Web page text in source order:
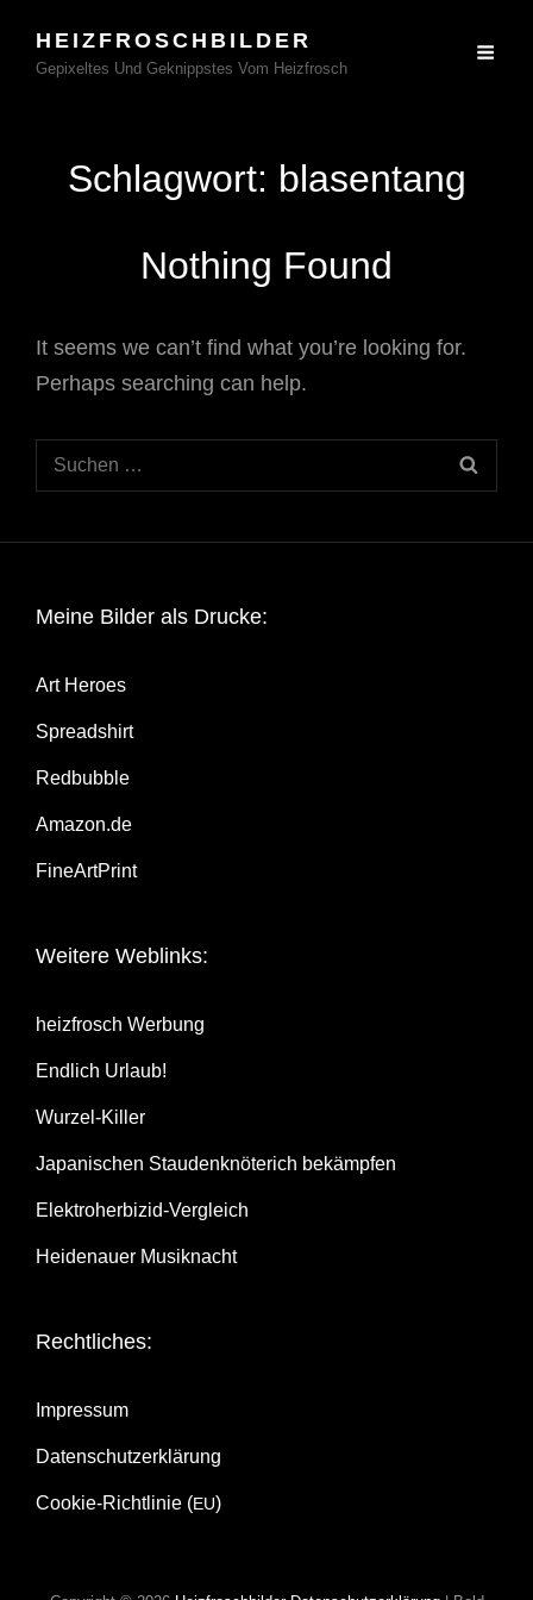
HEIZFROSCHBILDER
Gepixeltes Und Geknippstes Vom Heizfrosch
Schlagwort: blasentang
Nothing Found
It seems we can’t find what you’re looking for.
Perhaps searching can help.
Search
for:
Mei­ne Bil­der als Drucke:
Art Heroes
Spread­shirt
Red­bubble
Amazon.de
Fine­Art­Print
Wei­te­re Weblinks:
heiz­frosch Werbung
End­lich Urlaub!
Wur­zel-Kil­ler
Japa­ni­schen Stau­den­knö­te­rich bekämpfen
Elek­tro­her­bi­zid-Ver­gleich
Hei­de­nau­er Musiknacht
Recht­li­ches:
Impres­sum
Daten­schutz­er­klä­rung
Coo­kie-Rich­t­­li­­nie (EU)